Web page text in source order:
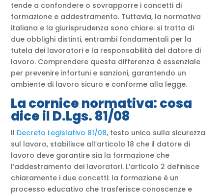
tende a confondere o sovrapporre i concetti di
formazione e addestramento. Tuttavia, la normativa
italiana e la giurisprudenza sono chiare: si tratta di
due obblighi distinti, entrambi fondamentali per la
tutela dei lavoratori e la responsabilità del datore di
lavoro. Comprendere questa differenza è essenziale
per prevenire infortuni e sanzioni, garantendo un
ambiente di lavoro sicuro e conforme alla legge.
La cornice normativa: cosa
dice il D.Lgs. 81/08
Il Decreto Legislativo 81/08, testo unico sulla sicurezza
sul lavoro, stabilisce all’articolo 18 che il datore di
lavoro deve garantire sia la formazione che
l’addestramento dei lavoratori. L’articolo 2 definisce
chiaramente i due concetti: la formazione è un
processo educativo che trasferisce conoscenze e